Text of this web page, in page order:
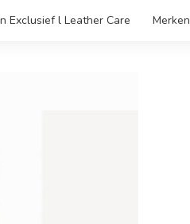
Exclusief l Leather Care Merken